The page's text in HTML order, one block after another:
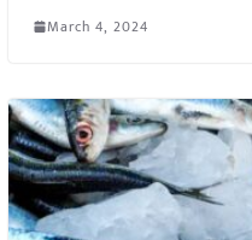
March 4, 2024